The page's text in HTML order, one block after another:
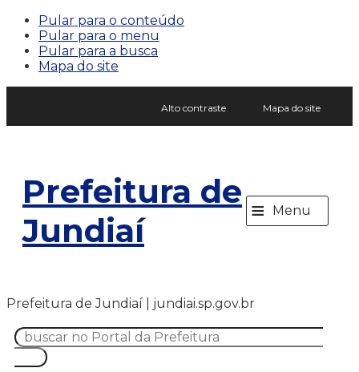
Pular para o conteúdo
Pular para o menu
Pular para a busca
Mapa do site
Alto contraste Mapa do site
Prefeitura de
Jundiaí
≡ Menu
Prefeitura de Jundiaí | jundiai.sp.gov.br